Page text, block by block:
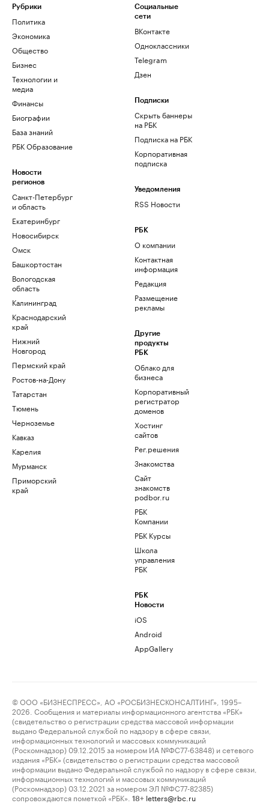
Рубрики
Политика
Экономика
Общество
Бизнес
Технологии и
медиа
Финансы
Биографии
База знаний
РБК Образование
Новости
регионов
Санкт-Петербург
и область
Екатеринбург
Новосибирск
Омск
Башкортостан
Вологодская
область
Калининград
Краснодарский
край
Нижний
Новгород
Пермский край
Ростов-на-Дону
Татарстан
Тюмень
Черноземье
Кавказ
Карелия
Мурманск
Приморский
край
Социальные
сети
ВКонтакте
Одноклассники
Telegram
Дзен
Подписки
Скрыть баннеры
на РБК
Подписка на РБК
Корпоративная
подписка
Уведомления
RSS Новости
РБК
О компании
Контактная
информация
Редакция
Размещение
рекламы
Другие
продукты
РБК
Облако для
бизнеса
Корпоративный
регистратор
доменов
Хостинг
сайтов
Рег.решения
Знакомства
Сайт
знакомств
podbor.ru
РБК
Компании
РБК Курсы
Школа
управления
РБК
РБК
Новости
iOS
Android
AppGallery
© ООО «БИЗНЕСПРЕСС», АО «РОСБИЗНЕСКОНСАЛТИНГ», 1995–
2026. Сообщения и материалы информационного агентства «РБК»
(свидетельство о регистрации средства массовой информации
выдано Федеральной службой по надзору в сфере связи,
информационных технологий и массовых коммуникаций
(Роскомнадзор) 09.12.2015 за номером ИА №ФС77-63848) и сетевого
издания «РБК» (свидетельство о регистрации средства массовой
информации выдано Федеральной службой по надзору в сфере связи,
информационных технологий и массовых коммуникаций
(Роскомнадзор) 03.12.2021 за номером ЭЛ №ФС77-82385)
сопровождаются пометкой «РБК».
18+ letters@rbc.ru